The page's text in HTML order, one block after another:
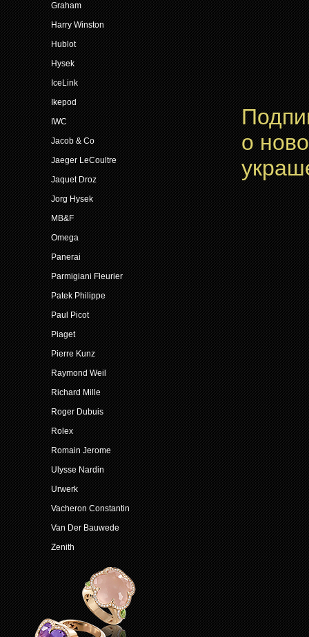
Graham
Harry Winston
Hublot
Hysek
IceLink
Ikepod
IWC
Jacob & Co
Jaeger LeCoultre
Jaquet Droz
Jorg Hysek
MB&F
Omega
Panerai
Parmigiani Fleurier
Patek Philippe
Paul Picot
Piaget
Pierre Kunz
Raymond Weil
Richard Mille
Roger Dubuis
Rolex
Romain Jerome
Ulysse Nardin
Urwerk
Vacheron Constantin
Van Der Bauwede
Zenith
о